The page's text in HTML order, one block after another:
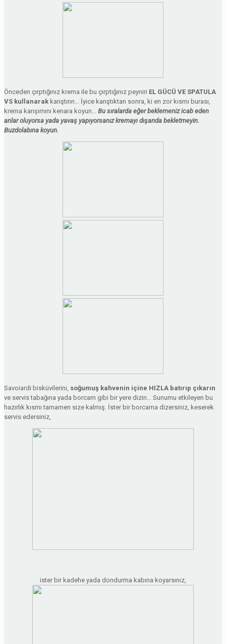
Önceden çırptığınız krema ile bu çırptığınız peyniri EL GÜCÜ VE SPATULA
VS kullanarak karıştırın… İyice karıştıktan sonra, ki en zor kısmı burası,
krema karışımını kenara koyun… Bu sıralarda eğer beklemeniz icab eden
anlar oluyorsa yada yavaş yapıyorsanız kremayı dışarıda bekletmeyin.
Buzdolabına koyun.
Savoiardi bisküvilerini, soğumuş kahvenin içine HIZLA batırıp çıkarın
ve servis tabağına yada borcam gibi bir yere dizin… Sunumu etkileyen bu
hazırlık kısmı tamamen size kalmış. İster bir borcama dizersiniz, keserek
servis edersiniz,
ister bir kadehe yada dondurma kabına koyarsınız,